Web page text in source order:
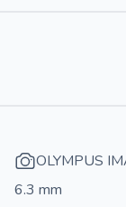
OLYMPUS
6.3 mm